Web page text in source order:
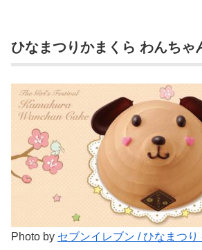
ひなまつりかまくら わんちゃ
Photo by セブンイレブン / ひなまつり